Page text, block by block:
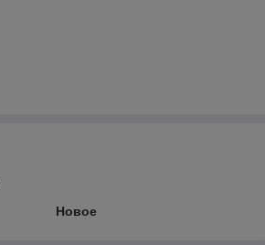
Новое